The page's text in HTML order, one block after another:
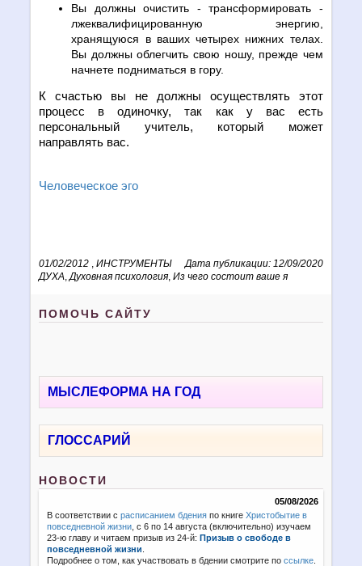
Вы должны очистить - трансформировать -
лжеквалифицированную энергию,
хранящуюся в ваших четырех нижних телах.
Вы должны облегчить свою ношу, прежде чем
начнете подниматься в гору.
К счастью вы не должны осуществлять этот
процесс в одиночку, так как у вас есть
персональный учитель, который может
направлять вас.
Человеческое эго
01/02/2012 Дата публикации: 12/09/2020
,ИНСТРУМЕНТЫ
ДУХА,Духовная психология,Из чего состоит ваше я
ПОМОЧЬ САЙТУ
МЫСЛЕФОРМА НА ГОД
ГЛОССАРИЙ
НОВОСТИ
05/08/2026
В соответствии срасписанием бдения по книгеХристобытие в
повседневной жизни , с 6 по 14 августа (включительно) изучаем
23-ю главу и читаем призыв из 24-й:Призыв о свободе в
повседневной жизни
Подробнее о том, как участвовать в бдении смотрите поссылке